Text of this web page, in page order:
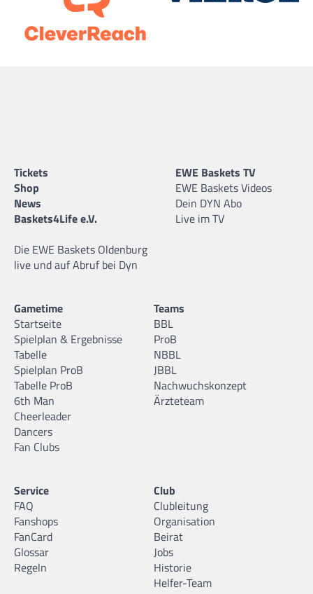
Tickets
Shop
News
Baskets4Life e.V.
Die EWE Baskets Oldenburg
live und auf Abruf bei Dyn
EWE Baskets TV
EWE Baskets Videos
Dein DYN Abo
Live im TV
Gametime
Startseite
Spielplan & Ergebnisse
Tabelle
Spielplan ProB
Tabelle ProB
6th Man
Cheerleader
Dancers
Fan Clubs
Teams
BBL
ProB
NBBL
JBBL
Nachwuchskonzept
Ärzteteam
Service
FAQ
Fanshops
FanCard
Glossar
Regeln
Club
Clubleitung
Organisation
Beirat
Jobs
Historie
Helfer-Team